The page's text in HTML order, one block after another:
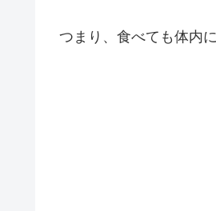
つまり、食べても体内